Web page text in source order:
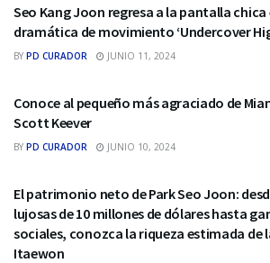
Seo Kang Joon regresa a la pantalla
dramática de movimiento ‘Undercover
BY PD CURADOR JUNIO 11, 2024
Conoce al pequeño más agraciado de
Scott Keever
BY PD CURADOR JUNIO 10, 2024
El patrimonio neto de Park Seo Joon:
lujosas de 10 millones de dólares hasta
sociales, conozca la riqueza estimada de
Itaewon